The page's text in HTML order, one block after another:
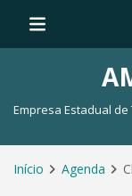
Empresa Estadual
Início Agenda